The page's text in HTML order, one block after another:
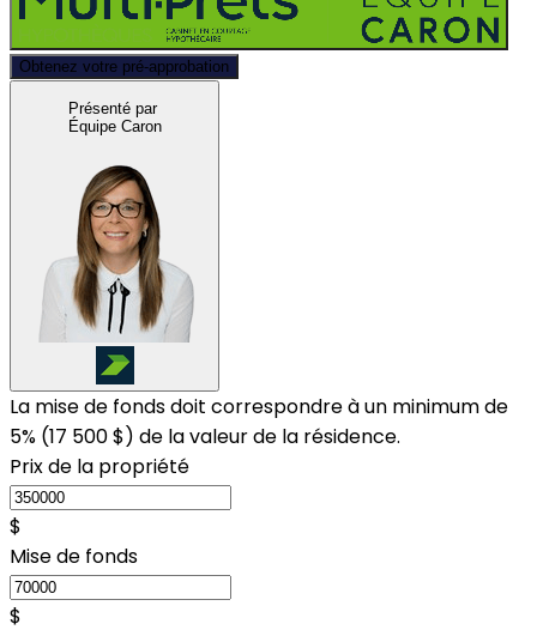
Obtenez votre pré-approbation
Présenté par
Équipe Caron
La mise de fonds doit correspondre à un minimum de
5% (17 500 $) de la valeur de la résidence.
Prix de la propriété
$
Mise de fonds
$